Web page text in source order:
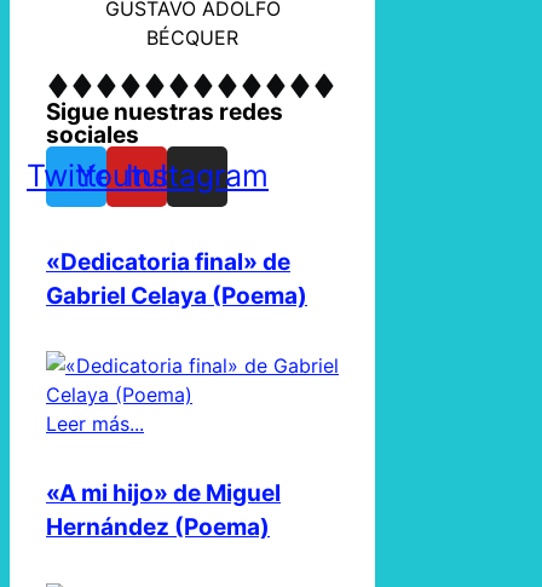
GUSTAVO ADOLFO
BÉCQUER
Sigue nuestras redes
sociales
TwitterYoutube
Instagram
«Dedicatoria final» de
Gabriel Celaya (Poema)
Leer más...
«A mi hijo» de Miguel
Hernández (Poema)